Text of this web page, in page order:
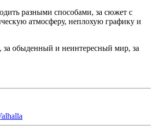
разными способами, за сюжет с
атмосферу, неплохую графику и
за обыденный и неинтересный мир, за